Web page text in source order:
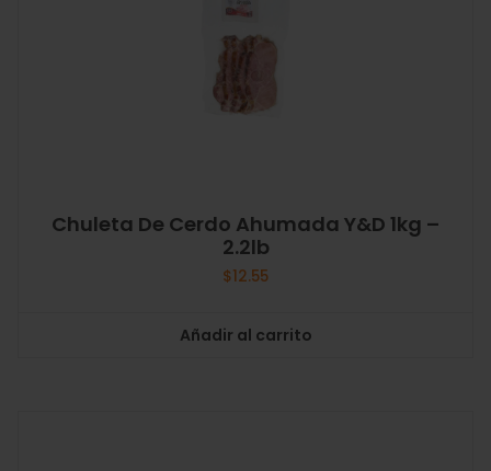
Chuleta De Cerdo Ahumada Y&D 1kg –
2.2lb
$12.55
Añadir al carrito